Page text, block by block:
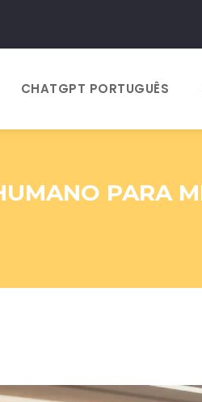
CHATGPT PORTUGUÊS
PARA